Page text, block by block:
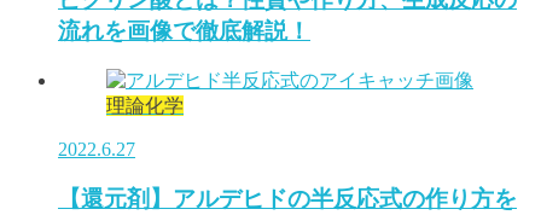
流れを画像で徹底解説！
理論化学
2022.6.27
【還元剤】アルデヒドの半反応式の作り方を